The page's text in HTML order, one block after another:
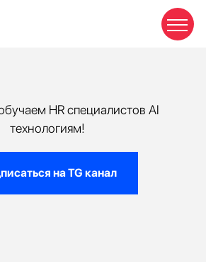
HR специалистов AI
технологиям!
на TG канал